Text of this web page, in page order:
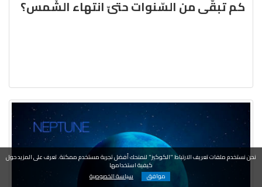
كم تبقّى من السّنوات حتىّ انتهاء الشّمس؟
نحن نستخدم ملفات تعريف الارتباط "الكوكيز" لنمنحك أفضل تجربة مستخدم ممكنة. تعرف على المزيد حول
كيفية استخدامها
موافق
سياسة الخصوصية